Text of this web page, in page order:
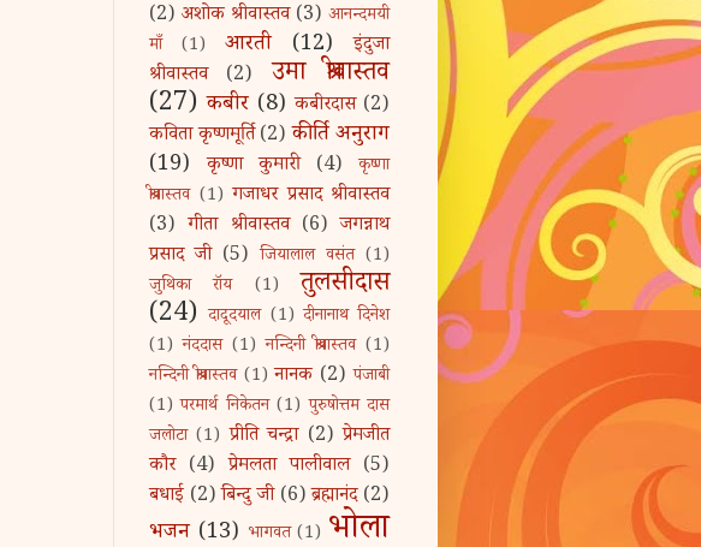
(2) अशोक श्रीवास्तव (3) आनन्दमयी
माँ
(1) आरती (12)
इंदुजा
श्रीवास्तव
(2) उमा श्रीवास्तव
(27) कबीर (8) कबीरदास (2)
कविता कृष्णमूर्ति (2) कीर्ति अनुराग
(19) कृष्णा कुमारी (4)
कृष्णा
श्रीवास्तव (1) गजाधर प्रसाद श्रीवास्तव
(3) गीता श्रीवास्तव (6) जगन्नाथ
प्रसाद जी (5) जियालाल वसंत (1)
जुथिका रॉय
(1) तुलसीदास
(24) दादूदयाल (1) दीनानाथ दिनेश
(1) नंददास (1) नन्दिनी श्रीवास्तव (1)
नन्दिनी श्रीवास्तव (1) नानक (2) पंजाबी
(1) परमार्थ निकेतन (1) पुरुषोत्तम दास
जलोटा (1) प्रीति चन्द्रा (2) प्रेमजीत
कौर (4) प्रेमलता पालीवाल (5)
बधाई (2) बिन्दु जी (6) ब्रह्मानंद (2)
भजन (13) भागवत (1) भोला